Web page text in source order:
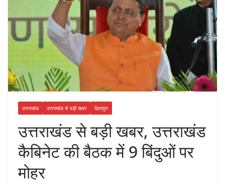
उत्तराखंड उत्तराखंड से बड़ी खबर देहरादून
उत्तराखंड से बड़ी खबर, उत्तराखंड
कैबिनेट की बैठक में 9 बिंदुओं पर
मोहर